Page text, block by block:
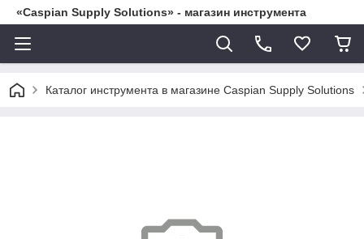
«Caspian Supply Solutions» - магазин инструмента
Каталог инструмента в магазине Caspian Supply Solutions